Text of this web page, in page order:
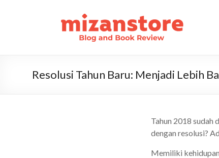
Resolusi Tahun Baru: Menjadi Lebih
Tahun 2018 sudah
dengan resolusi?
Memiliki